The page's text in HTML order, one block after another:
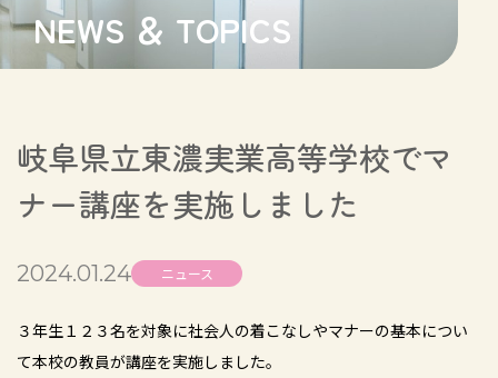
NEWS ＆ TOPICS
岐阜県立東濃実業高等学校でマ
ナー講座を実施しました
2024.01.24 ニュース
３年生１２３名を対象に社会人の着こなしやマナーの基本につい
て本校の教員が講座を実施しました。